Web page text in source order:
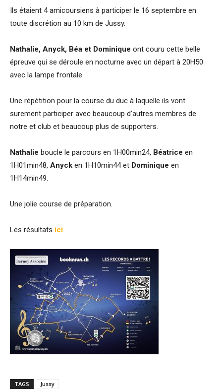
Ils étaient 4 amicoursiens à participer le 16 septembre en
toute discrétion au 10 km de Jussy.
Nathalie, Anyck, Béa et Dominique ont couru cette belle
épreuve qui se déroule en nocturne avec un départ à 20H50
avec la lampe frontale.
Une répétition pour la course du duc à laquelle ils vont
surement participer avec beaucoup d’autres membres de
notre et club et beaucoup plus de supporters.
Nathalie boucle le parcours en 1H00min24, Béatrice en
1H01min48, Anyck en 1H10min44 et Dominique en
1H14min49.
Une jolie course de préparation.
Les résultats ici
TAGS Jussy